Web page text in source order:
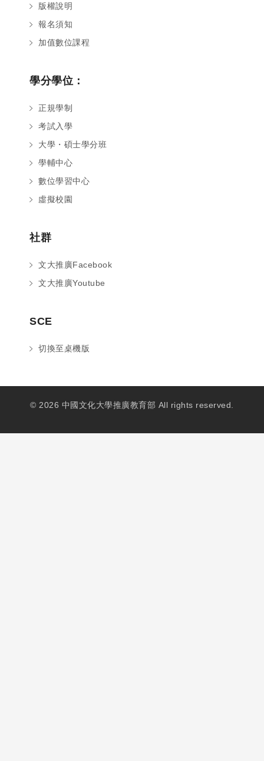
版權說明
報名須知
加值數位課程
學分學位：
正規學制
考試入學
大學・碩士學分班
學輔中心
數位學習中心
虛擬校園
社群
文大推廣Facebook
文大推廣Youtube
SCE
切換至桌機版
© 2026 中國文化大學推廣教育部 All rights reserved.